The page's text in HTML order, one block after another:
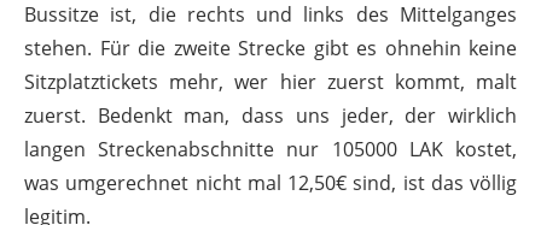
Bussitze ist, die rechts und links des Mittelganges
stehen. Für die zweite Strecke gibt es ohnehin keine
Sitzplatztickets mehr, wer hier zuerst kommt, malt
zuerst. Bedenkt man, dass uns jeder, der wirklich
langen Streckenabschnitte nur 105000 LAK kostet,
was umgerechnet nicht mal 12,50€ sind, ist das völlig
legitim.